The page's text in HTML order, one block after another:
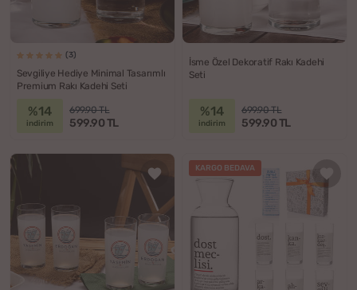
(3)
Sevgiliye Hediye Minimal Tasarımlı
Premium Rakı Kadehi Seti
%14
indirim
699.90 TL
599.90 TL
İsme Özel Dekoratif Rakı Kadehi
Seti
%14
indirim
699.90 TL
599.90 TL
KARGO BEDAVA